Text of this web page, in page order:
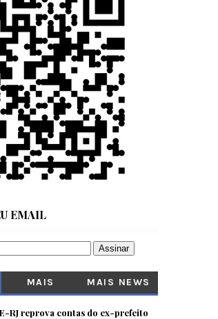
EMAIL
MAIS
MAIS NEWS
RJ reprova contas do ex-prefeito